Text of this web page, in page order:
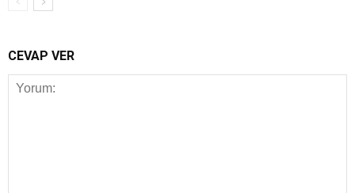
CEVAP VER